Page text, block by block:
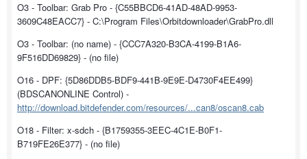
O3 - Toolbar: Grab Pro - {C55BBCD6-41AD-48AD-9953-
3609C48EACC7} - C:\Program Files\Orbitdownloader\GrabPro.dll
O3 - Toolbar: (no name) - {CCC7A320-B3CA-4199-B1A6-
9F516DD69829} - (no file)
O16 - DPF: {5D86DDB5-BDF9-441B-9E9E-D4730F4EE499}
(BDSCANONLINE Control) -
http://download.bitdefender.com/resources/...can8/oscan8.cab
O18 - Filter: x-sdch - {B1759355-3EEC-4C1E-B0F1-
B719FE26E377} - (no file)